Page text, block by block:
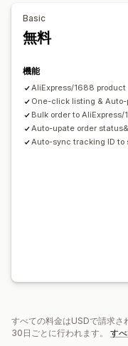
ビジネス・事務用品
調達ロケーション
アイルランド
イタリア
ウルグアイ オ
コロンビア
サウジアラ
トルコ ドイツ フランス
南アフリカ 日本 韓国
Basic
無料
機能
AliExpress/1688
One-click listing & Auto-
Bulk order to
Auto-upate order
Auto-sync tracking ID to
すべての料金はUSDで請求さ
30日ごとに行われます。 す